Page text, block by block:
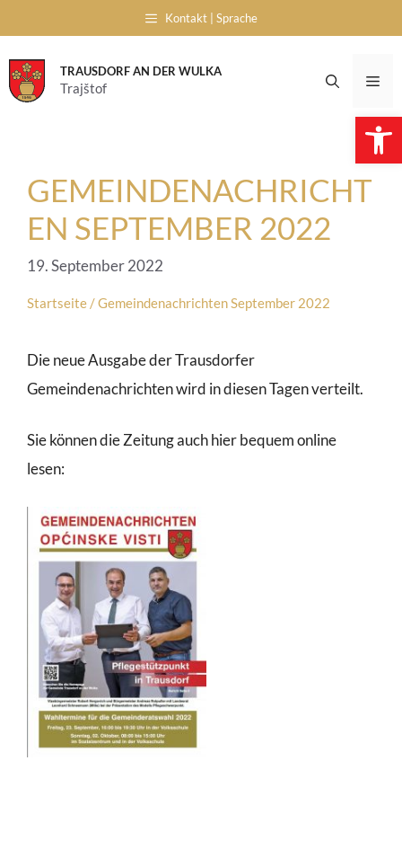
to
content
Kontakt | Sprache
TRAUSDORF AN DER WULKA
Trajštof
GEMEINDENACHRICHT
EN SEPTEMBER 2022
19. September 2022
Startseite /Gemeindenachrichten September 2022
Die neue Ausgabe der Trausdorfer
Gemeindenachrichten wird in diesen Tagen verteilt.
Sie können die Zeitung auch hier bequem online
lesen: